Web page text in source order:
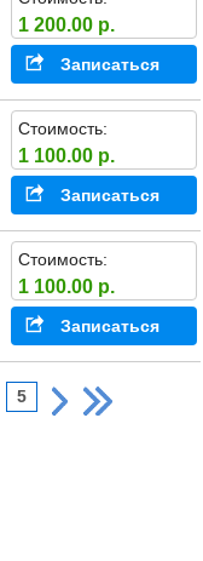
1 200.00 р.
Записаться
Стоимость:
1 100.00 р.
Записаться
Стоимость:
1 100.00 р.
Записаться
5